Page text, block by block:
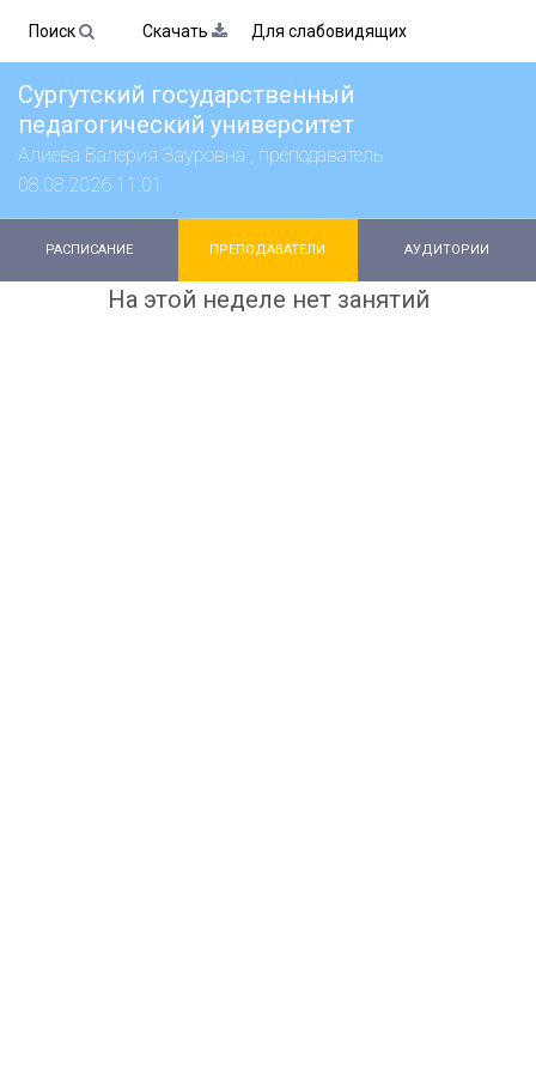
Поиск Скачать Для слабовидящих
Сургутский государственный
педагогический университет
Алиева Валерия Зауровна , преподаватель
08.08.2026 11:01
РАСПИСАНИЕ ПРЕПОДАВАТЕЛИ АУДИТОРИИ
На этой неделе нет занятий